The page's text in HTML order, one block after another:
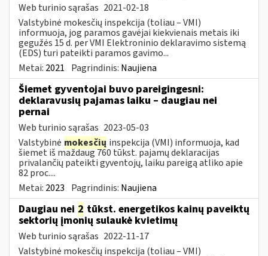
Web turinio sąrašas 2021-02-18
Valstybinė mokesčių inspekcija (toliau – VMI)
informuoja, jog paramos gavėjai kiekvienais metais iki
gegužės 15 d. per VMI Elektroninio deklaravimo sistemą
(EDS) turi pateikti paramos gavimo...
Metai: 2021 Pagrindinis: Naujiena
Šiemet gyventojai buvo pareigingesni:
deklaravusių pajamas laiku – daugiau nei
pernai
Web turinio sąrašas 2023-05-03
Valstybinė mokesčių inspekcija (VMI) informuoja, kad
šiemet iš maždaug 760 tūkst. pajamų deklaracijas
privalančių pateikti gyventojų, laiku pareigą atliko apie
82 proc....
Metai: 2023 Pagrindinis: Naujiena
Daugiau nei 2 tūkst. energetikos kainų paveiktų
sektorių įmonių sulaukė kvietimų
Web turinio sąrašas 2022-11-17
Valstybinė mokesčių inspekcija (toliau – VMI)